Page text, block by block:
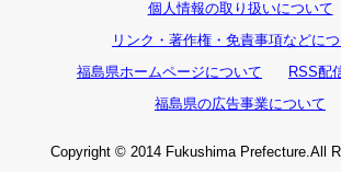
個人情報の取り扱いについて
リンク・著作権・免責事項などに
福島県ホームページについて
RSS配
福島県の広告事業について
Copyright © 2014 Fukushima Prefecture.All